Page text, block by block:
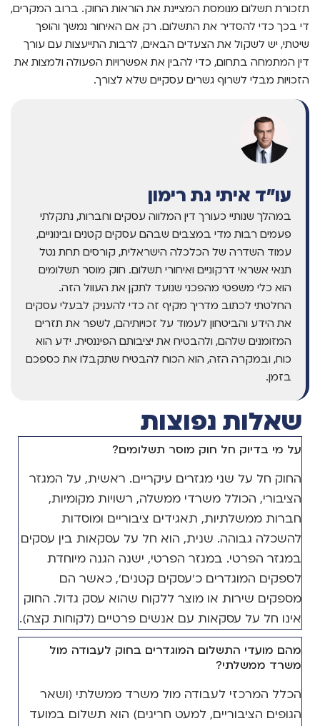
תזכורת תשלום מנומסת המציינת את הוראות החוק. ברוב המקרים,
די בכך כדי להסדיר את התשלום. רק אם האיחור נמשך והופך
שיטתי, יש לשקול את הצעדים הבאים, לרבות התייעצות עם עורך
דין המתמחה בתחום, כדי להבין את אפשרויות הפעולה ולמצות את
הזכויות מבלי לשרוף גשרים עסקיים שלא לצורך.
עו"ד איתי גת רימון
במהלך שנותיי כעורך דין המלווה עסקים וחברות, נתקלתי
פעמים רבות מדי במצבים שבהם עסקים קטנים ובינוניים,
עמוד השדרה של הכלכלה הישראלית, קורסים תחת נטל
תנאי אשראי דרקוניים ואיחורי תשלום. חוק מוסר תשלומים
הוא כלי משפטי מהפכני שנועד לתקן את העוול הזה.
החלטתי לכתוב מדריך מקיף זה כדי להעניק לבעלי עסקים
את הידע והביטחון לעמוד על זכויותיהם, לשפר את תזרים
המזומנים שלהם, ולהבטיח את יציבותם הפיננסית. ידע הוא
כוח, ובמקרה הזה, הוא הכוח להבטיח שתקבלו את כספכם
בזמן.
שאלות נפוצות
על מי בדיוק חל חוק מוסר תשלומים?
החוק חל על שני מגזרים עיקריים. ראשית, על המגזר
הציבורי, הכולל משרדי ממשלה, רשויות מקומיות,
חברות ממשלתיות, תאגידים ציבוריים ומוסדות
להשכלה גבוהה. שנית, הוא חל על עסקאות בין עסקים
במגזר הפרטי. במגזר הפרטי, ישנה הגנה מיוחדת
לספקים המוגדרים כ'עסקים קטנים', כאשר הם
מספקים שירות או מוצר ללקוח שהוא עסק גדול. החוק
אינו חל על עסקאות עם אנשים פרטיים (לקוחות קצה).
מהם מועדי התשלום המוגדרים בחוק לעבודה מול
משרד ממשלתי?
הכלל המרכזי לעבודה מול משרד ממשלתי (ושאר
הגופים הציבוריים, למעט חריגים) הוא תשלום במועד